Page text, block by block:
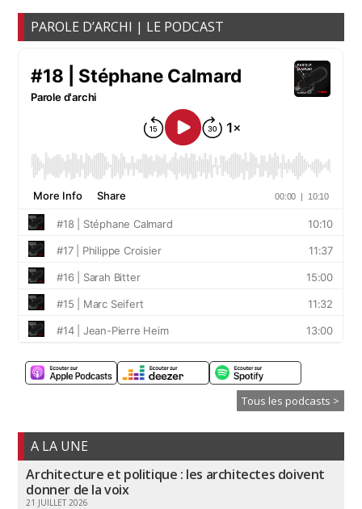
PAROLE D’ARCHI | LE PODCAST
Tous les podcasts >
A LA UNE
Architecture et politique : les architectes doivent
donner de la voix
21 JUILLET 2026